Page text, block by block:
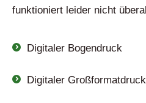
funktioniert leider nicht
Digitaler Bogendruck
Digitaler Großformatdruck